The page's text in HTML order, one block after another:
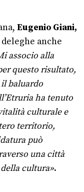
Eugenio Giani,
anche
associo alla
questo risultato,
baluardo
ha tenuto
culturale e
territorio,
può
una città
cultura».